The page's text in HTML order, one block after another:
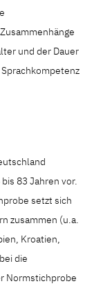
und der Dauer
83 Jahren vor.
setzt sich
zusammen (u.a.
Kroatien,
die
Normstichprobe